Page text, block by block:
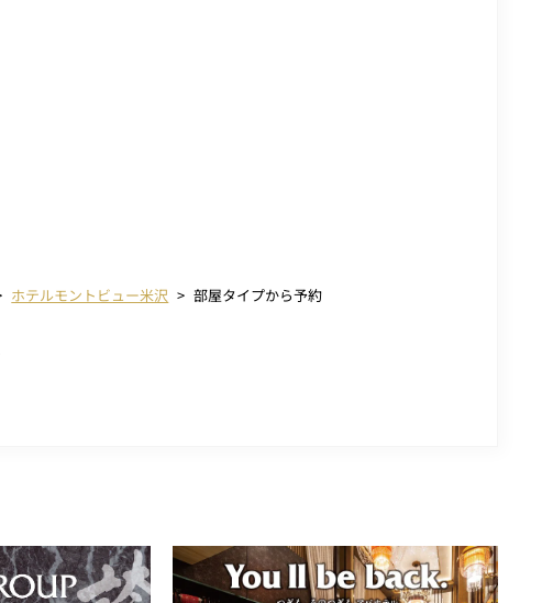
ホテルモントビュー米沢 部屋タイプから予約